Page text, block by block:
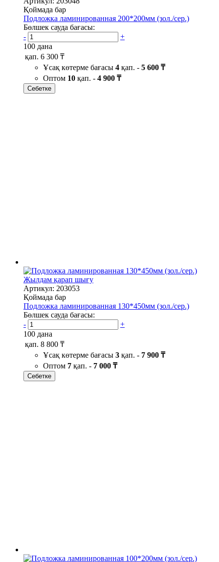
Қоймада бар
Подложка ламинированная 200*200мм (зол./сер.)
Бөлшек сауда бағасы:
-
+
100 дана
қап. 6 300 ₸
Ұсақ көтерме бағасы 4 қап. - 5 600 ₸
Оптом 10 қап. - 4 900 ₸
Себетке
Жылдам қарап шығу
Артикул: 203053
Қоймада бар
Подложка ламинированная 130*450мм (зол./сер.)
Бөлшек сауда бағасы:
-
+
100 дана
қап. 8 800 ₸
Ұсақ көтерме бағасы 3 қап. - 7 900 ₸
Оптом 7 қап. - 7 000 ₸
Себетке